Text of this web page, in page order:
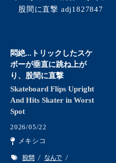
悶絶...トリックしたスケ
ボーが垂直に跳ね上が
り、股間に直撃
Skateboard Flips Upright
And Hits Skater in Worst
Spot
2026/05/22
メキシコ
股間 なんで